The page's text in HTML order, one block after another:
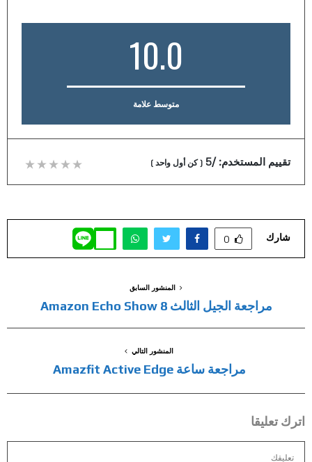
10.0
متوسط علامة
تقييم المستخدم:/5
(كن أول واحد )
شارك 0
المنشور السابق
مراجعة الجيل الثالث Amazon Echo Show 8
المنشور التالي
مراجعة ساعة Amazfit Active Edge
اترك تعليقا